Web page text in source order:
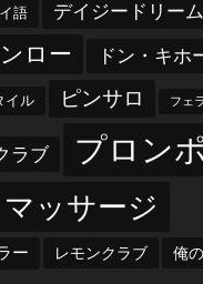
語 デイジードリーム
ンロー ドン・キホ
イル ピンサロ フェ
ラブ プロン
マッサージ
ー レモンクラブ 俺